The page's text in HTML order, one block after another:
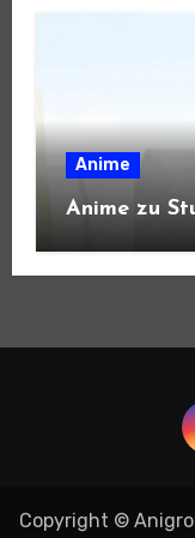
Anime
Anime zu
Copyright ©